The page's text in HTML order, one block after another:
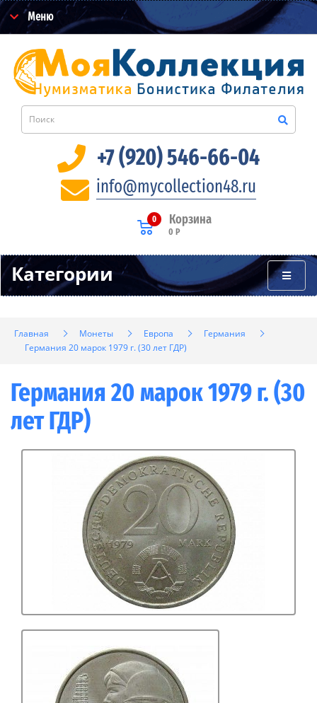
Меню
+7 (920) 546-66-04
info@mycollection48.ru
Корзина
0
0 Р
Категории
Главная Монеты Европа
Германия
Германия 20 марок 1979 г. (30 лет ГДР)
Германия 20 марок 1979 г. (30
лет ГДР)